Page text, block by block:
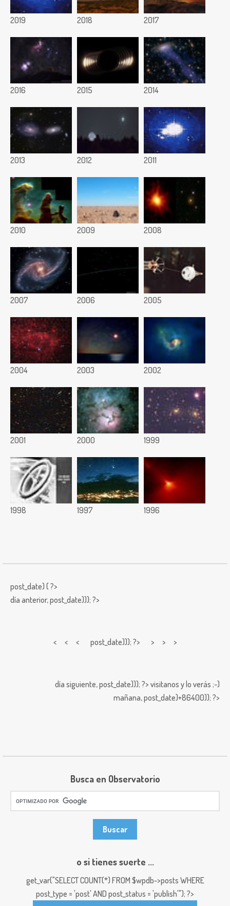
2019 2018 2017
2016 2015 2014
2013 2012 2011
2010 2009 2008
2007 2006 2005
2004 2003 2002
2001 2000 1999
1998 1997 1996
post_date) { ?>
día anterior,post_date))); ?>
< < < post_date))); ?> > > >
día siguiente,post_date))); ?> visitanos y lo verás ;-)
mañana,post_date)+86400)); ?>
Busca en Observatorio
o si tienes suerte ...
get_var("SELECT COUNT(*) FROM $wpdb->posts WHERE
post_type = 'post' AND post_status = 'publish'"); ?>